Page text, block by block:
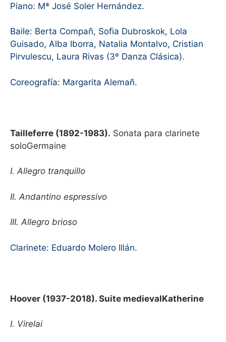
Piano: Mª José Soler Hernández.
Baile: Berta Compañ, Sofia Dubroskok, Lola
Guisado, Alba Iborra, Natalia Montalvo, Cristian
Pirvulescu, Laura Rivas (3º Danza Clásica).
Coreografía: Margarita Alemañ.
Tailleferre (1892-1983). Sonata para clarinete
soloGermaine
I. Allegro tranquillo
II. Andantino espressivo
III. Allegro brioso
Clarinete: Eduardo Molero Illán.
Hoover (1937-2018). Suite medievalKatherine
I. Virelai